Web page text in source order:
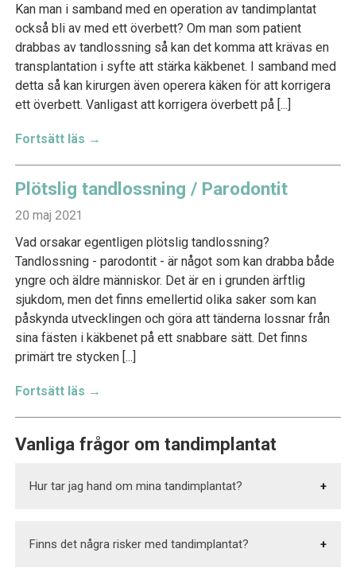
Kan man i samband med en operation av tandimplantat
också bli av med ett överbett? Om man som patient
drabbas av tandlossning så kan det komma att krävas en
transplantation i syfte att stärka käkbenet. I samband med
detta så kan kirurgen även operera käken för att korrigera
ett överbett. Vanligast att korrigera överbett på [...]
Fortsätt läs →
Plötslig tandlossning / Parodontit
20 maj 2021
Vad orsakar egentligen plötslig tandlossning?
Tandlossning - parodontit - är något som kan drabba både
yngre och äldre människor. Det är en i grunden ärftlig
sjukdom, men det finns emellertid olika saker som kan
påskynda utvecklingen och göra att tänderna lossnar från
sina fästen i käkbenet på ett snabbare sätt. Det finns
primärt tre stycken [...]
Fortsätt läs →
Vanliga frågor om tandimplantat
Hur tar jag hand om mina tandimplantat?
regelbundet, ingen skillnad mot dina vanliga tänder.
Finns det några risker med tandimplantat?